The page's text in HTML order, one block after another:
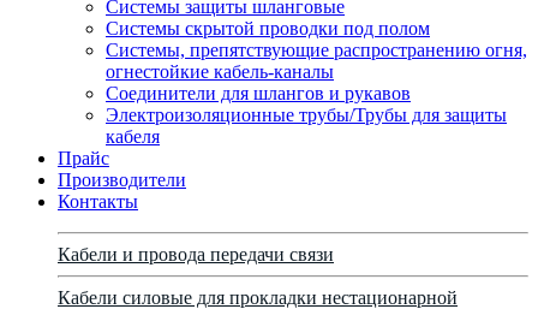
Системы защиты шланговые
Системы скрытой проводки под полом
Системы, препятствующие распространению огня,
огнестойкие кабель-каналы
Соединители для шлангов и рукавов
Электроизоляционные трубы/Трубы для защиты
кабеля
Прайс
Производители
Контакты
Кабели и провода передачи связи
Кабели силовые для прокладки нестационарной